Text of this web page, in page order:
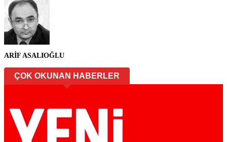
ARİF ASALIOĞLU
ÇOK OKUNAN HABERLER